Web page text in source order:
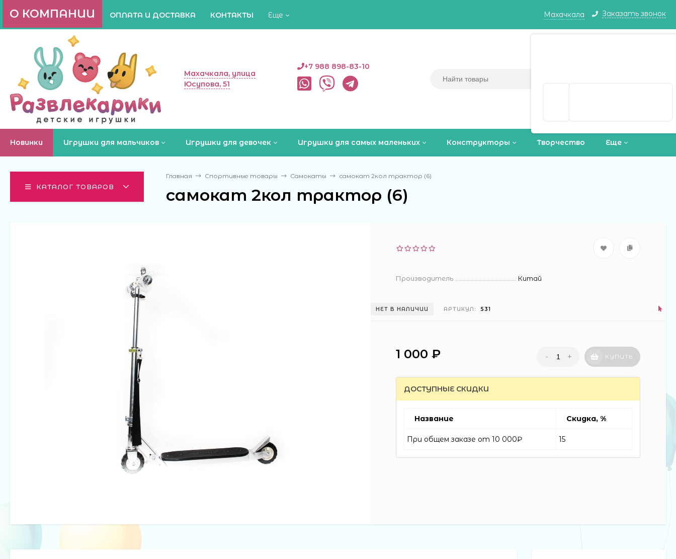
Махачкала Заказать звонок
О КОМПАНИИ ОПЛАТА И ДОСТАВКА КОНТАКТЫ Еще
Махачкала, улица
Юсупова, 51
+7 988 898-83-10
Новинки Игрушки для мальчиков Игрушки для девочек Игрушки для самых маленьких Конструкторы Творчество Еще
КАТАЛОГ ТОВАРОВ
Главная Спортивные товары Самокаты самокат 2кол трактор (6)
самокат 2кол трактор (6)
Производитель Китай
НЕТ В НАЛИЧИИ АРТИКУЛ: 531
1 000 ₽ - + КУПИТЬ
ДОСТУПНЫЕ СКИДКИ
Название Скидка, %
При общем заказе от 10 000₽ 15